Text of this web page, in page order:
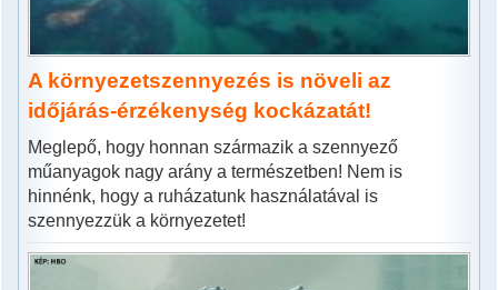
A környezetszennyezés is növeli az
időjárás-érzékenység kockázatát!
Meglepő, hogy honnan származik a szennyező
műanyagok nagy arány a természetben! Nem is
hinnénk, hogy a ruházatunk használatával is
szennyezzük a környezetet!